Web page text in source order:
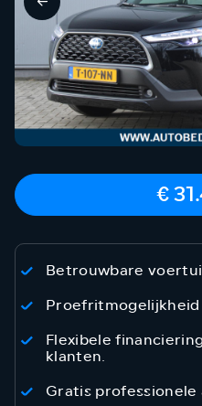
€
Betrouwbare
Proefritmogelijkheid
Flexibele
klanten.
Gratis professionele